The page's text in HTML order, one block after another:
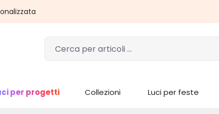
per progetti Collezioni Luci per feste